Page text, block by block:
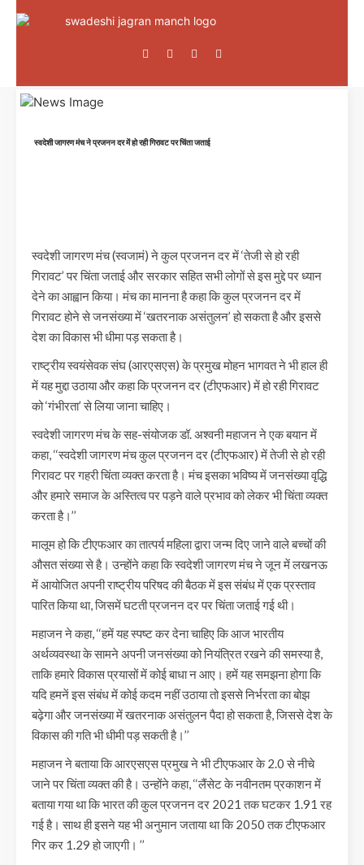
स्वदेशी जागरण मंच ने प्रजनन दर में हो रही गिरावट पर चिंता जताई
स्वदेशी जागरण मंच (स्वजामं) ने कुल प्रजनन दर में ‘तेजी से हो रही
गिरावट’ पर चिंता जताई और सरकार सहित सभी लोगों से इस मुद्दे पर ध्यान
देने का आह्वान किया। मंच का मानना है कहा कि कुल प्रजनन दर में
गिरावट होने से जनसंख्या में ‘खतरनाक असंतुलन’ हो सकता है और इससे
देश का विकास भी धीमा पड़ सकता है।
राष्ट्रीय स्वयंसेवक संघ (आरएसएस) के प्रमुख मोहन भागवत ने भी हाल ही
में यह मुद्दा उठाया और कहा कि प्रजनन दर (टीएफआर) में हो रही गिरावट
को ‘गंभीरता’ से लिया जाना चाहिए।
स्वदेशी जागरण मंच के सह-संयोजक डॉ. अश्वनी महाजन ने एक बयान में
कहा, ‘‘स्वदेशी जागरण मंच कुल प्रजनन दर (टीएफआर) में तेजी से हो रही
गिरावट पर गहरी चिंता व्यक्त करता है। मंच इसका भविष्य में जनसंख्या वृद्धि
और हमारे समाज के अस्तित्व पर पड़ने वाले प्रभाव को लेकर भी चिंता व्यक्त
करता है।’’
मालूम हो कि टीएफआर का तात्पर्य महिला द्वारा जन्म दिए जाने वाले बच्चों की
औसत संख्या से है। उन्होंने कहा कि स्वदेशी जागरण मंच ने जून में लखनऊ
में आयोजित अपनी राष्ट्रीय परिषद की बैठक में इस संबंध में एक प्रस्ताव
पारित किया था, जिसमें घटती प्रजनन दर पर चिंता जताई गई थी।
महाजन ने कहा, ‘‘हमें यह स्पष्ट कर देना चाहिए कि आज भारतीय
अर्थव्यवस्था के सामने अपनी जनसंख्या को नियंत्रित रखने की समस्या है,
ताकि हमारे विकास प्रयासों में कोई बाधा न आए। हमें यह समझना होगा कि
यदि हमनें इस संबंध में कोई कदम नहीं उठाया तो इससे निर्भरता का बोझ
बढ़ेगा और जनसंख्या में खतरनाक असंतुलन पैदा हो सकता है, जिससे देश के
विकास की गति भी धीमी पड़ सकती है।’’
महाजन ने बताया कि आरएसएस प्रमुख ने भी टीएफआर के 2.0 से नीचे
जाने पर चिंता व्यक्त की है। उन्होंने कहा, ‘‘लैंसेट के नवीनतम प्रकाशन में
बताया गया था कि भारत की कुल प्रजनन दर 2021 तक घटकर 1.91 रह
गई है। साथ ही इसने यह भी अनुमान जताया था कि 2050 तक टीएफआर
गिर कर 1.29 हो जाएगी। ’’